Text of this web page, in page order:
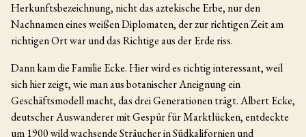
Herkunftsbezeichnung, nicht das aztekische Erbe, nur den
Nachnamen eines weißen Diplomaten, der zur richtigen Zeit am
richtigen Ort war und das Richtige aus der Erde riss.
Dann kam die Familie Ecke. Hier wird es richtig interessant, weil
sich hier zeigt, wie man aus botanischer Aneignung ein
Geschäftsmodell macht, das drei Generationen trägt. Albert Ecke,
deutscher Auswanderer mit Gespür für Marktlücken, entdeckte
um 1900 wild wachsende Sträucher in Südkalifornien und